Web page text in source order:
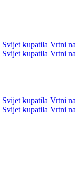
Svijet kupatila Vrtni
Svijet kupatila Vrtni
Svijet kupatila Vrtni
Svijet kupatila Vrtni